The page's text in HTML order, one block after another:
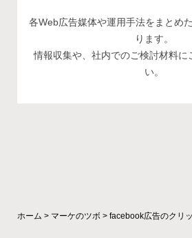
各Web広告媒体や運用手法をまとめ
ります。
情報収集や、社内でのご検討材料に
い。
ホーム > マーケのツボ > facebook広告のクリ